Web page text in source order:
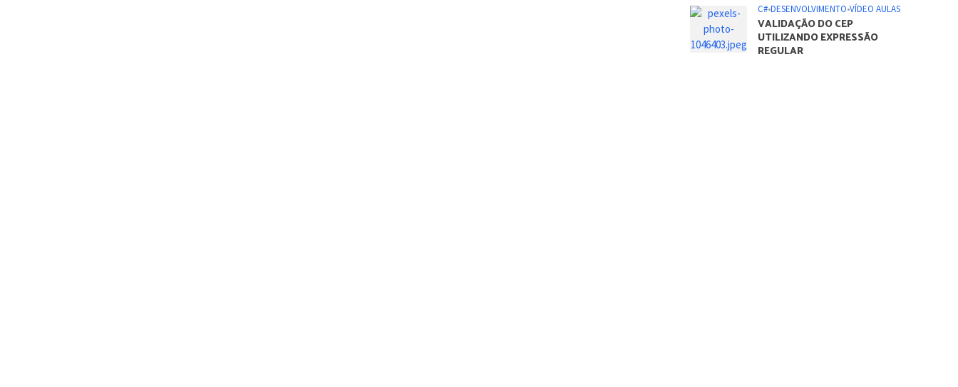
C#•DESENVOLVIMENTO•VÍDEO AULAS
VALIDAÇÃO DO CEP
UTILIZANDO EXPRESSÃO
REGULAR